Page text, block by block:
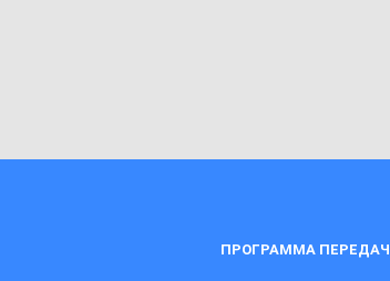
ПРОГРАММА ПЕРЕДАЧ